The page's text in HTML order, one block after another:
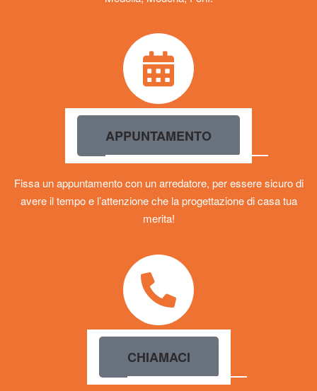
APPUNTAMENTO
Fissa un appuntamento con un arredatore, per essere sicuro di
avere il tempo e l’attenzione che la progettazione di casa tua
merita!
CHIAMACI